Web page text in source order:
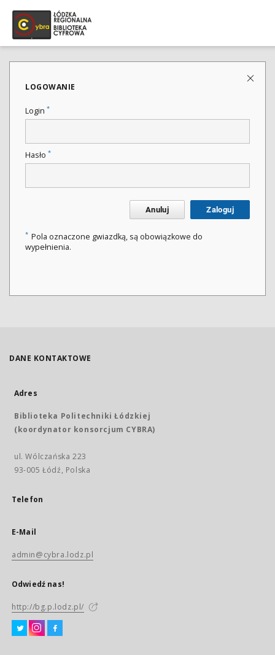
LOGOWANIE
Login *
Hasło *
Anuluj Zaloguj
* Pola oznaczone gwiazdką, są obowiązkowe do
wypełnienia.
DANE KONTAKTOWE
Adres
Biblioteka Politechniki Łódzkiej
(koordynator konsorcjum CYBRA)
ul. Wólczańska 223
93-005 Łódź, Polska
Telefon
E-Mail
admin@cybra.lodz.pl
Odwiedź nas!
http://bg.p.lodz.pl/